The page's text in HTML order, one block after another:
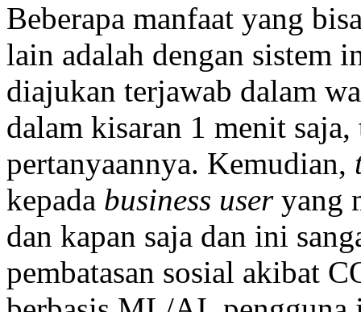
Beberapa manfaat yang
lain adalah dengan sistem
diajukan terjawab dalam
dalam kisaran 1 menit
pertanyaannya. Kemudian,
kepada business user yang
dan kapan saja dan ini
pembatasan sosial akibat